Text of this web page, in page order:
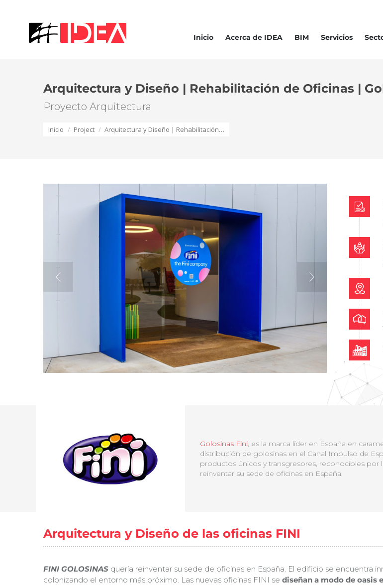
Inicio Acerca de IDEA BIM Servicios
Arquitectura y Diseño | Rehabilitación de Oficinas |
Proyecto Arquitectura
Estás aquí:
Inicio Project Arquitectura y Diseño | Rehabilitación…
Golosinas Fini , es la marca líder en España en
distribución de golosinas en el Canal Impulso de
productos únicos y transgresores, reconocibles
reinventar su sede de oficinas en España.
Arquitectura y Diseño de las oficinas FINI
FINI GOLOSINAS quería reinventar su sede de oficinas en España. El edificio se encuentra
colonizando el entorno más próximo. Las nuevas oficinas FINI se diseñan a modo de oasis